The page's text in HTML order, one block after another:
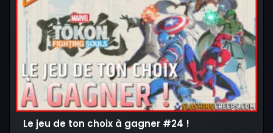
Le jeu de ton choix à gagner #24 !